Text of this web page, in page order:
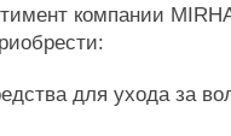
компании
для ухода за